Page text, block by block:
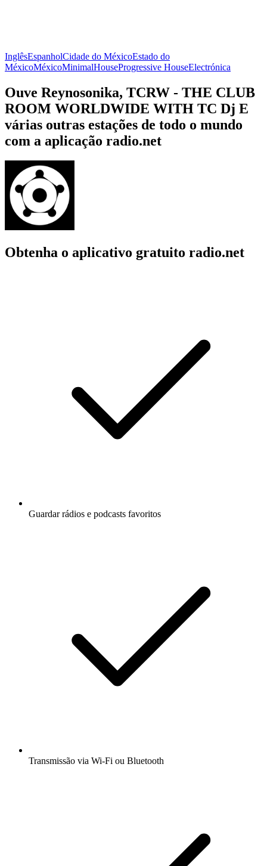
InglêsEspanholCidade do MéxicoEstado do
MéxicoMéxicoMinimalHouseProgressive HouseElectrónica
Ouve Reynosonika, TCRW - THE CLUB
ROOM WORLDWIDE WITH TC Dj E
várias outras estações de todo o mundo
com a aplicação radio.net
Obtenha o aplicativo gratuito radio.net
Guardar rádios e podcasts favoritos
Transmissão via Wi-Fi ou Bluetooth